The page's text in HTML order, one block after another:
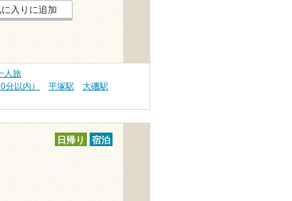
入りに追加
人旅
以内） 平塚駅
大磯駅
日帰り 宿泊